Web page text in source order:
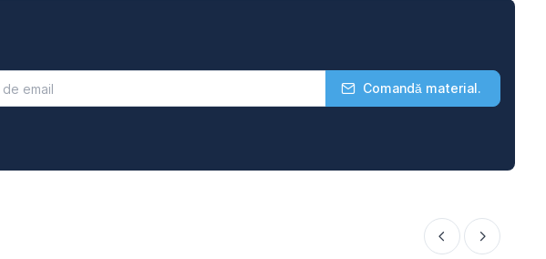
Comandă material.